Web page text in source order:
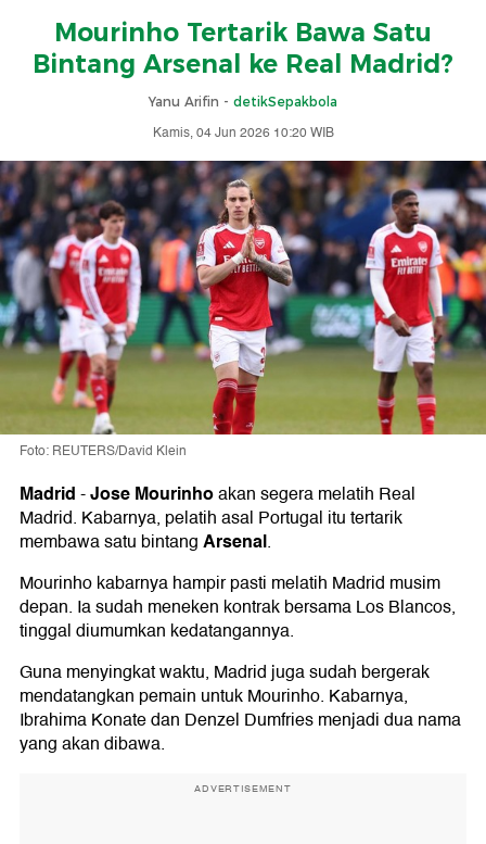
Mourinho Tertarik Bawa Satu
Bintang Arsenal ke Real Madrid?
Yanu Arifin - detikSepakbola
Kamis, 04 Jun 2026 10:20 WIB
Foto: REUTERS/David Klein
Madrid-Jose Mourinhoakan segera melatih Real
Madrid. Kabarnya, pelatih asal Portugal itu tertarik
membawa satu bintangArsenal.
Mourinho kabarnya hampir pasti melatih Madrid musim
depan. Ia sudah meneken kontrak bersama Los Blancos,
tinggal diumumkan kedatangannya.
Guna menyingkat waktu, Madrid juga sudah bergerak
mendatangkan pemain untuk Mourinho. Kabarnya,
Ibrahima Konate dan Denzel Dumfries menjadi dua nama
yang akan dibawa.
ADVERTISEMENT